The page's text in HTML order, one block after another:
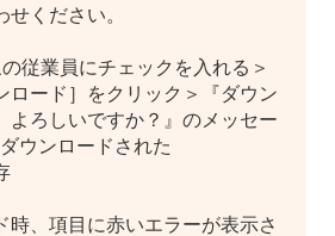
せください。
従業員にチェックを入れる＞
ロード］をクリック＞『ダウン
よろしいですか？』のメッセー
ウンロードされた
、項目に赤いエラーが表示さ